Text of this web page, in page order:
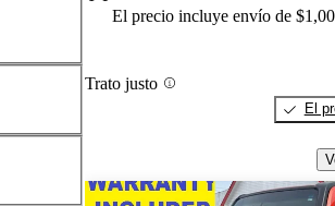
El precio incluye envío de
Trato justo
El